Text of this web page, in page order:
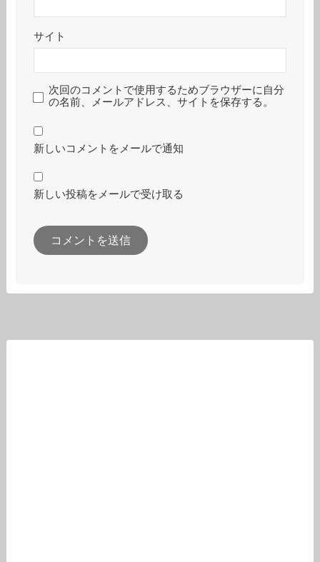
サイト
次回のコメントで使用するためブラウザーに自分
の名前、メールアドレス、サイトを保存する。
新しいコメントをメールで通知
新しい投稿をメールで受け取る